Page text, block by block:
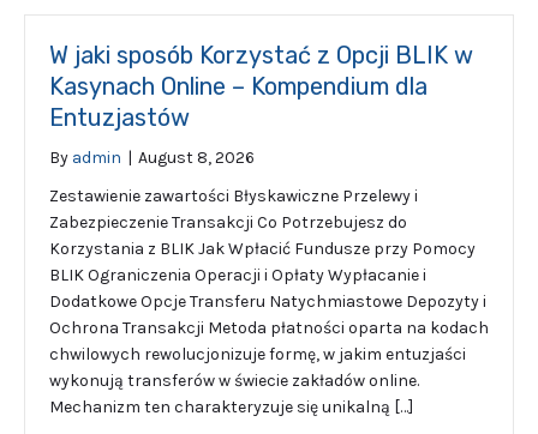
W jaki sposób Korzystać z Opcji BLIK w
Kasynach Online – Kompendium dla
Entuzjastów
By admin | August 8, 2026
Zestawienie zawartości Błyskawiczne Przelewy i
Zabezpieczenie Transakcji Co Potrzebujesz do
Korzystania z BLIK Jak Wpłacić Fundusze przy Pomocy
BLIK Ograniczenia Operacji i Opłaty Wypłacanie i
Dodatkowe Opcje Transferu Natychmiastowe Depozyty i
Ochrona Transakcji Metoda płatności oparta na kodach
chwilowych rewolucjonizuje formę, w jakim entuzjaści
wykonują transferów w świecie zakładów online.
Mechanizm ten charakteryzuje się unikalną […]